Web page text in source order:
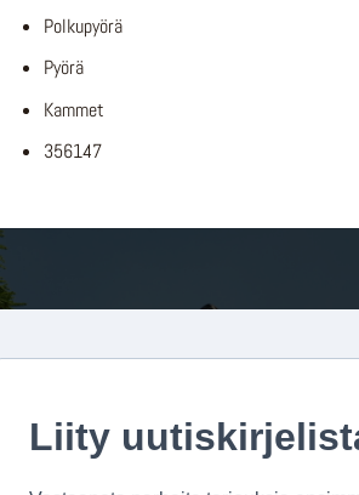
Polkupyörä
Pyörä
Kammet
356147